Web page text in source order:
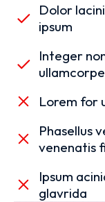
Dolor
ipsum
Integer
Lorem for
Phasellus
venenatis
Ipsum
glavrida